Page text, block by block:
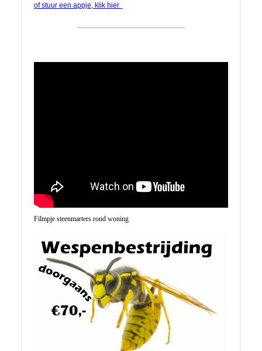
of stuur een appje, klik hier
Filmpje steenmarters rond woning